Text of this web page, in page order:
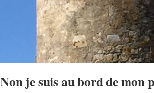
Non je suis au bord de mon